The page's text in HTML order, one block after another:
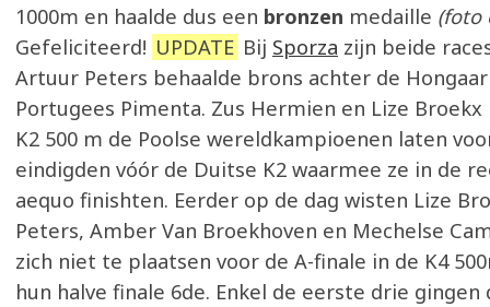
1000m en haalde dus een bronzen medaille (foto
Gefeliciteerd! UPDATE Bij Sporza zijn beide
Artuur Peters behaalde brons achter de
Portugees Pimenta. Zus Hermien en Lize
K2 500 m de Poolse wereldkampioenen laten
eindigden vóór de Duitse K2 waarmee ze in de
aequo finishten. Eerder op de dag wisten Lize
Peters, Amber Van Broekhoven en Mechelse
zich niet te plaatsen voor de A-finale in de K4
hun halve finale 6de. Enkel de eerste drie gingen